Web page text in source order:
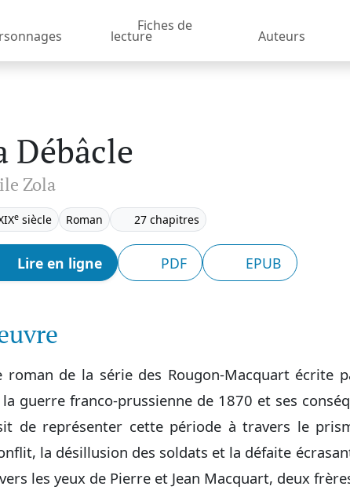
Fiches de
lecture Auteurs
Débâcle
Zola
e siècle Roman 27 chapitres
Lire en ligne PDF EPUB
roman de la série des Rougon-Macquart écrite
guerre franco-prussienne de 1870 et ses
de représenter cette période à travers le
la désillusion des soldats et la défaite
les yeux de Pierre et Jean Macquart, deux